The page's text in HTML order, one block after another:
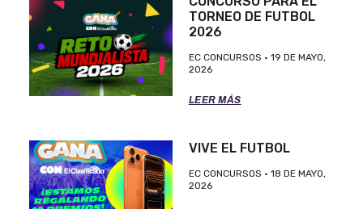
TORNEO DE FUTBOL
2026
EC CONCURSOS
19 DE MAYO,
2026
LEER MÁS
VIVE EL FUTBOL
EC CONCURSOS
18 DE MAYO,
2026